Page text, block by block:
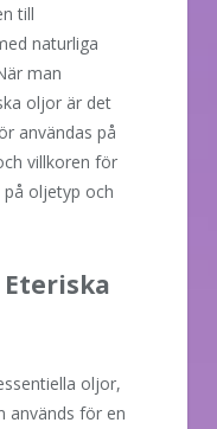
till
naturliga
man
oljor är det
användas på
villkoren för
på oljetyp och
oljor,
används för en